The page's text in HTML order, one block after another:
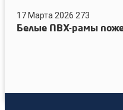
рамы
пожелтели?
17 Марта 2026 273
Белые ПВХ-рамы